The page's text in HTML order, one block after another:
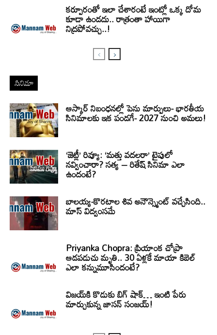
కర్పూరంతో ఇలా చేశారంటే ఇంట్లో ఒక్క దోమ
కూడా ఉండదు.. రాత్రంతా హాయిగా
నిద్రపోవచ్చు..!
సినిమా
ఆస్కార్ నిబంధనల్లో పెను మార్పులు- భారతీయ
సినిమాలకు ఇక పండగే- 2027 నుంచి అమలు!
‘జెట్లీ’ రివ్యూ: ‘మత్తు వదలరా’ టైపులో
నవ్వించారా? సత్య – రితేష్ సినిమా ఎలా
ఉందంటే?
బాలయ్య-కొరటాల శివ అనౌన్స్మెంట్ వచ్చేసింది..
మాస్ విద్వంసమే
Priyanka Chopra: ప్రియాంక చోప్రా
ఆడపడుచు మృతి.. 30 ఏళ్లకే మాయా కిబెల్
ఎలా కన్నుమూసిందంటే?
విజయ్‌కి కొడుకు బిగ్ షాక్… ఇంటి పేరు
మార్చుకున్న జాసన్ సంజయ్!